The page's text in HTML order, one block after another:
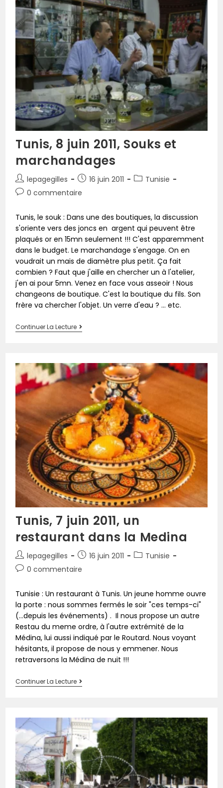
Tunis, 8 juin 2011, Souks et
marchandages
lepagegilles 16 juin 2011
Tunisie
0 commentaire
Tunis, le souk : Dans une des boutiques, la discussion
s'oriente vers des joncs en argent qui peuvent être
plaqués or en 15mn seulement !!! C'est apparemment
dans le budget. Le marchandage s'engage. On en
voudrait un mais de diamètre plus petit. Ça fait
combien ? Faut que j'aille en chercher un à l'atelier,
j'en ai pour 5mn. Venez en face vous asseoir ! Nous
changeons de boutique. C'est la boutique du fils. Son
frère va chercher l'objet. Un verre d'eau ? ... etc.
Continuer La Lecture
Tunis, 7 juin 2011, un
restaurant dans la Medina
lepagegilles 16 juin 2011
Tunisie
0 commentaire
Tunisie : Un restaurant à Tunis. Un jeune homme ouvre
la porte : nous sommes fermés le soir "ces temps-ci"
(...depuis les événements) . Il nous propose un autre
Restau du meme ordre, à l'autre extrémité de la
Médina, lui aussi indiqué par le Routard. Nous voyant
hésitants, il propose de nous y emmener. Nous
retraversons la Médina de nuit !!!
Continuer La Lecture